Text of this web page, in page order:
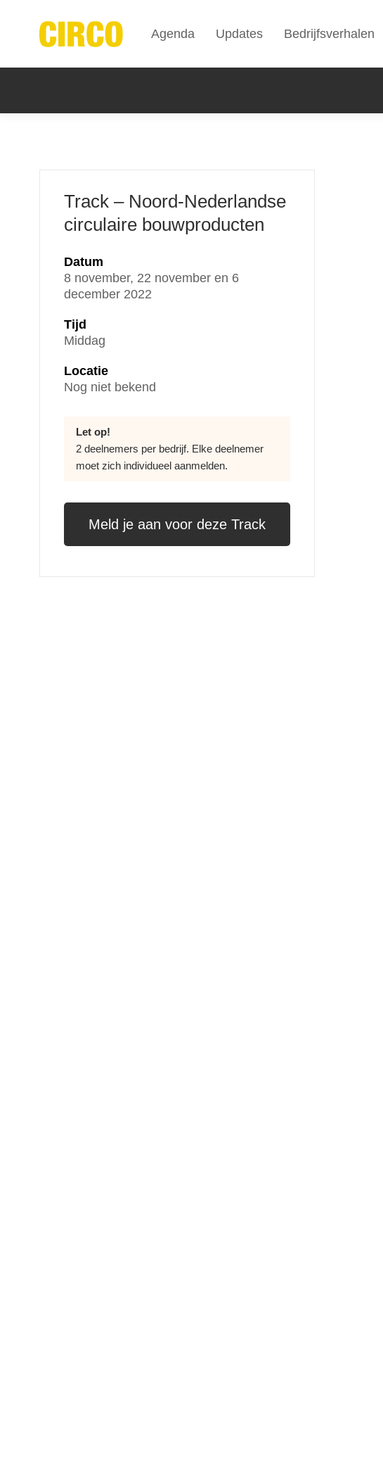
Track – Noord-Nederlandse
circulaire bouwproducten
Datum
8 november, 22 november en 6
december 2022
Tijd
Middag
Locatie
Nog niet bekend
Let op!
2 deelnemers per bedrijf. Elke deelnemer
moet zich individueel aanmelden.
Meld je aan voor deze Track
Agenda Updates Bedrijfsverhalen